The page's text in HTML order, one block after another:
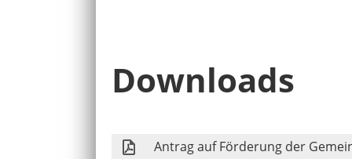
Downloads
Antrag auf Förderung der